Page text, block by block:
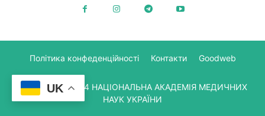
Політика конфеденційності Контакти Goodweb
© Copyright 2024 НАЦІОНАЛЬНА АКАДЕМІЯ МЕДИЧНИХ
НАУК УКРАЇНИ
UK